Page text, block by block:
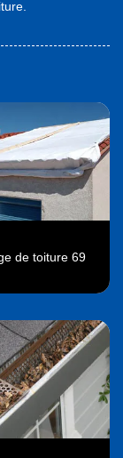
de toiture 69